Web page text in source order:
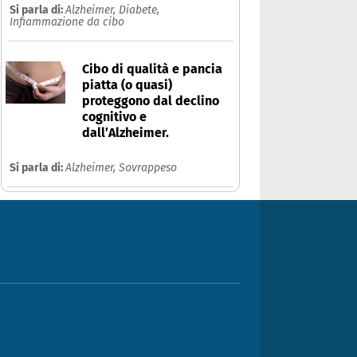
Si parla di:Alzheimer, Diabete,
Infiammazione da cibo
Cibo di qualità e pancia
piatta (o quasi)
proteggono dal declino
cognitivo e
dall’Alzheimer.
Si parla di:Alzheimer, Sovrappeso